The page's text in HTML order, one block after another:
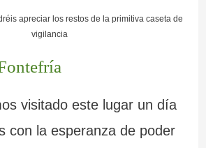
apreciar los restos de la primitiva caseta de
vigilancia
visitado este lugar un día
con la esperanza de poder